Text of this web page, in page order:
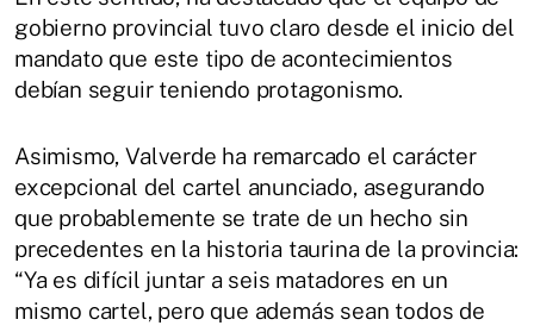
gobierno provincial tuvo claro desde el inicio del
mandato que este tipo de acontecimientos
debían seguir teniendo protagonismo.
Asimismo, Valverde ha remarcado el carácter
excepcional del cartel anunciado, asegurando
que probablemente se trate de un hecho sin
precedentes en la historia taurina de la provincia:
“Ya es difícil juntar a seis matadores en un
mismo cartel, pero que además sean todos de